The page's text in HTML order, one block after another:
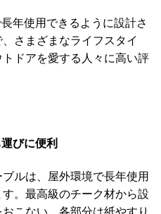
年使用できるように設計さ
さまざまなライフスタイ
ドアを愛する人々に高い評
びに便利
ルは、屋外環境で長年使用
。最高級のチーク材から設